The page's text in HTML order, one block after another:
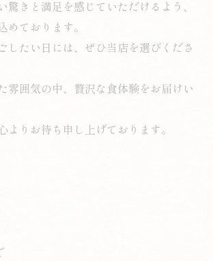
驚きと満足を感じていただけるよう、
めております。
したい日には、ぜひ当店を選びくださ
雰囲気の中、贅沢な食体験をお届けい
よりお待ち申し上げております。